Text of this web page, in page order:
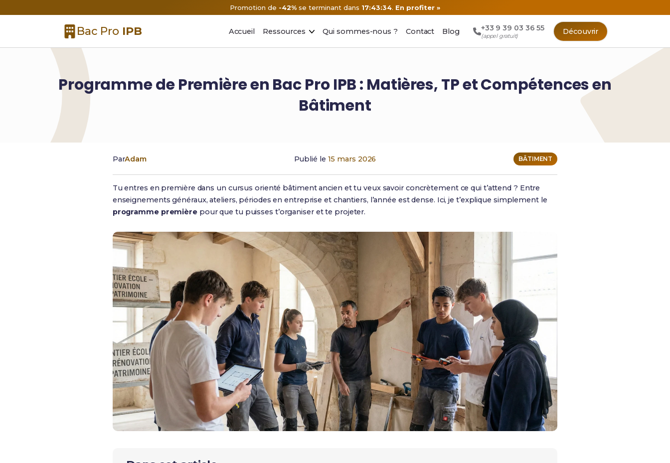
Promotion de -42% se terminant dans 17:43:33. En profiter »
Bac Pro IPB Accueil Ressources Qui sommes-nous ? Contact Blog +33 9 39 03 36 55
(appel gratuit)
Découvrir
Programme de Première en Bac Pro IPB : Matières, TP et Compétences en
Bâtiment
ParAdam Publié le 15 mars 2026 BÂTIMENT
Tu entres en première dans un cursus orienté bâtiment ancien et tu veux savoir concrètement ce qui t’attend ? Entre
enseignements généraux, ateliers, périodes en entreprise et chantiers, l’année est dense. Ici, je t’explique simplement le
programme premièrepour que tu puisses t’organiser et te projeter.